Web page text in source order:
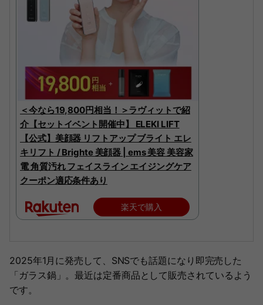
＜今なら19,800円相当！＞ラヴィットで紹
介【セットイベント開催中】 ELEKI LIFT
【公式】美顔器 リフトアップ ブライト エレ
キリフト / Brighte 美顔器 | ems 美容 美容家
電 角質汚れ フェイスライン エイジングケア
クーポン適応条件あり
楽天で購入
2025年1月に発売して、SNSでも話題になり即完売した
「ガラス鍋」。最近は定番商品として販売されているよう
です。